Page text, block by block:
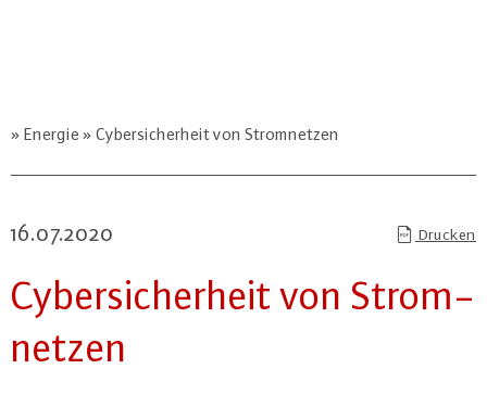
Energie Cybersicherheit von Stromnetzen
16.07.2020 Drucken
Cy­ber­si­cher­heit von Strom­
net­zen